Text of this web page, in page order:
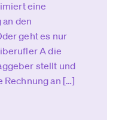
eine
den
geht es nur
A die
stellt und
Rechnung an […]